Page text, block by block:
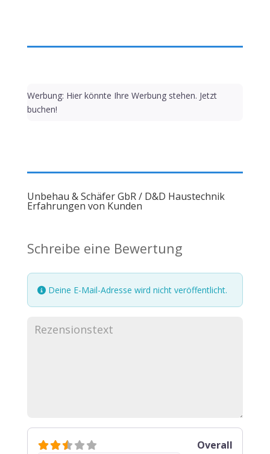
Werbung: Hier könnte Ihre Werbung stehen. Jetzt
buchen!
Unbehau & Schäfer GbR / D&D Haustechnik
Erfahrungen von Kunden
Schreibe eine Bewertung
Deine E-Mail-Adresse wird nicht veröffentlicht.
Overall